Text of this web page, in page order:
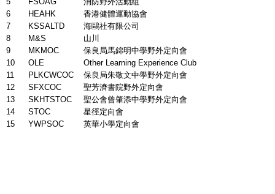
6
HEAHK
香港健體運動協會
7
KSSALTD 海鷗社有限公司
8
M&S
山川
9
MKMOC
保良局馬錦明中學野外定向會
10
OLE Other Learning Experience Club
11
PLKCWCOC 保良局朱敬文中學野外定向會
12
SFXCOC 聖芳濟書院野外定向會
13
SKHTSTOC
聖公會曾肇添中學野外定向會
14
STOC
星徑定向會
15
YWPSOC 英華小學定向會